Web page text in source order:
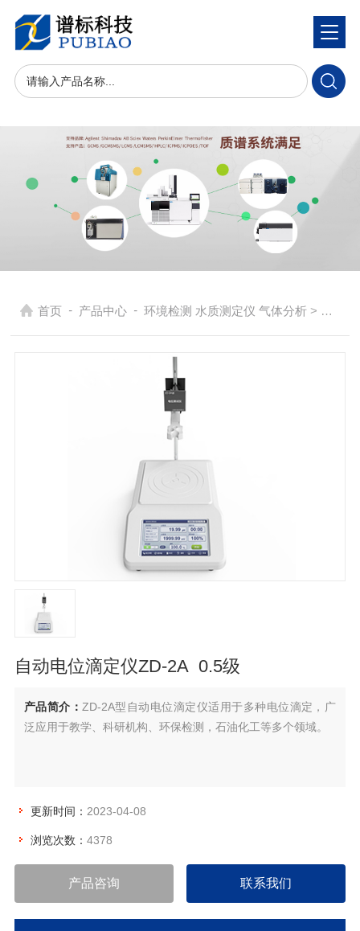
首页 - 产品中心 - 环境检测 水质测定仪 气体分析 > 自动电位滴定仪ZD-2A 0.5级
自动电位滴定仪ZD-2A 0.5级
产品简介： ZD-2A型自动电位滴定仪适用于多种电位滴定，广
泛应用于教学、科研机构、环保检测，石油化工等多个领域。
更新时间： 2023-04-08
浏览次数： 4378
产品咨询 联系我们